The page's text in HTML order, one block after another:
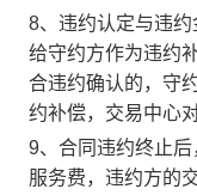
8、违约认定与违
给守约方作为违约
合违约确认的，守
约补偿，交易中心
9、合同违约终止
服务费，违约方的